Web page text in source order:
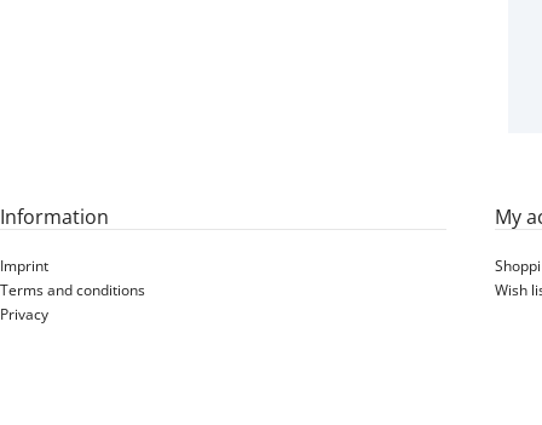
Information
Imprint
Terms and conditions
Privacy
My
Wish